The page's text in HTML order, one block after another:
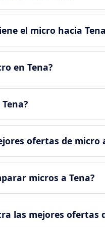
el micro hacia
en Tena?
ofertas de micro
micros a Tena?
las mejores ofertas